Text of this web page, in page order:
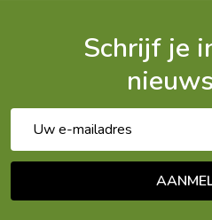
Schrijf je
mailadres